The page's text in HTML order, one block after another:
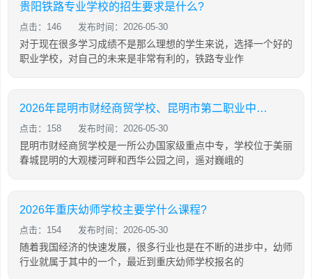
贵阳铁路专业学校的招生要求是什么?
点击：146 发布时间：2026-05-30
对于现在很多学习成绩不是那么理想的学生来说，选择一个好的
职业学校，对自己的未来是非常有利的，铁路专业作
2026年昆明市财经商贸学校、昆明市第二职业中等专业学校联合招生简章「计划内招生」
点击：158 发布时间：2026-05-30
昆明市财经商贸学校是一所公办国家级重点中专，学校位于美丽
春城昆明的大观楼河畔和西华公园之间，遥对巍峨的
2026年重庆幼师学校主要学什么课程?
点击：154 发布时间：2026-05-30
随着我国经济的快速发展，很多行业也是在不断的进步中，幼师
行业就属于其中的一个，最近到重庆幼师学校报名的